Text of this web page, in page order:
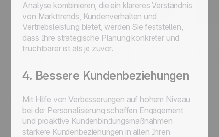
Analyse kombinieren, die ein klareres Verständnis
von Markttrends, Kundenverhalten und
Vertriebsleistung bietet, werden Sie feststellen,
dass Ihre strategische Planung konkreter und
fruchtbarer ist als je zuvor.
4. Bessere Kundenbeziehungen
Mit Hilfe von Verbesserungen auf hohem Niveau
bei der Personalisierung schaffen Engagement
und proaktive Kundenbindungsmaßnahmen
stärkere Kundenbeziehungen in allen Ihren